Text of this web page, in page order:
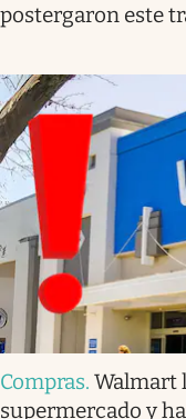
postergaron este
Compras. Walmart
supermercado y